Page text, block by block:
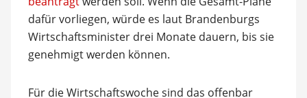
dafür vorliegen, würde es laut Brandenburgs
Wirtschaftsminister drei Monate dauern, bis sie
genehmigt werden können.
Für die Wirtschaftswoche sind das offenbar